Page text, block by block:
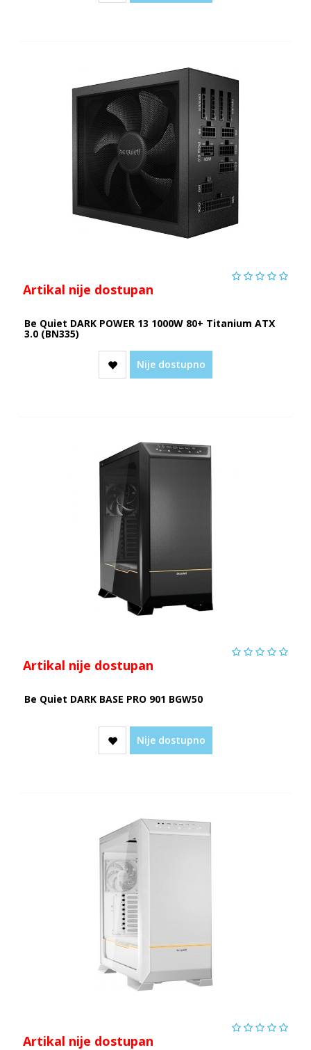
Artikal nije dostupan
Be Quiet DARK POWER 13 1000W 80+ Titanium ATX
3.0 (BN335)
Nije dostupno
Artikal nije dostupan
Be Quiet DARK BASE PRO 901 BGW50
Nije dostupno
Artikal nije dostupan